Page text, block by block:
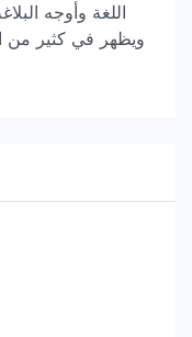
اللغة وأوجه
ويظهر في كثير من